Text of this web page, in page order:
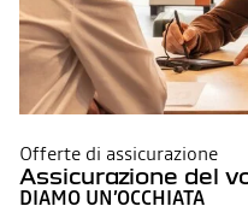
Offerte di assicurazione
Assicurazione del
DIAMO UN’OCCHIATA